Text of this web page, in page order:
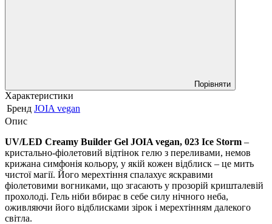
Порівняти
Характеристики
Бренд JOIA vegan
Опис
UV/LED Creamy Builder Gel JOIA vegan, 023 Ice Storm –
кристально-фіолетовий відтінок гелю з переливами, немов
крижана симфонія кольору, у якій кожен відблиск – це мить
чистої магії. Його мерехтіння спалахує яскравими
фіолетовими вогниками, що згасають у прозорій кришталевій
прохолоді. Гель ніби вбирає в себе силу нічного неба,
оживляючи його відблисками зірок і мерехтінням далекого
світла.